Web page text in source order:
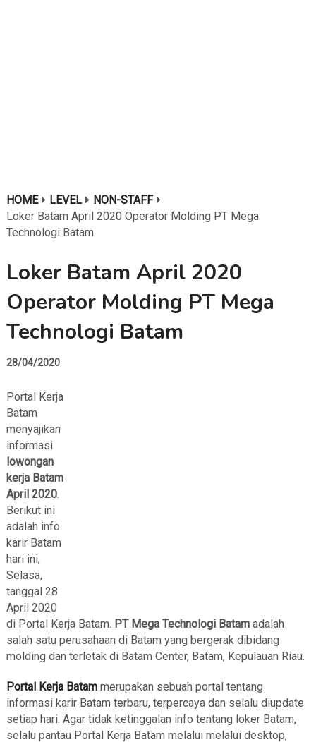
HOME LEVEL
NON-STAFF
Loker Batam April 2020 Operator Molding PT Mega
Technologi Batam
Loker Batam April 2020
Operator Molding PT Mega
Technologi Batam
28/04/2020
Portal Kerja
Batam
menyajikan
informasi
lowongan
kerja Batam
April 2020.
Berikut ini
adalah info
karir Batam
hari ini,
Selasa,
tanggal 28
April 2020
di Portal Kerja Batam. PT Mega Technologi Batam adalah
salah satu perusahaan di Batam yang bergerak dibidang
molding dan terletak di Batam Center, Batam, Kepulauan Riau.
Portal Kerja Batammerupakan sebuah portal tentang
informasi karir Batam terbaru, terpercaya dan selalu diupdate
setiap hari. Agar tidak ketinggalan info tentang loker Batam,
selalu pantau Portal Kerja Batam melalui melalui desktop,